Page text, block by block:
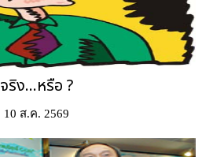
จริง...หรือ ?
10 ส.ค. 2569